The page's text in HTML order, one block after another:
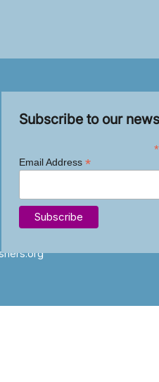
Subscribe to our
*
Email Address *